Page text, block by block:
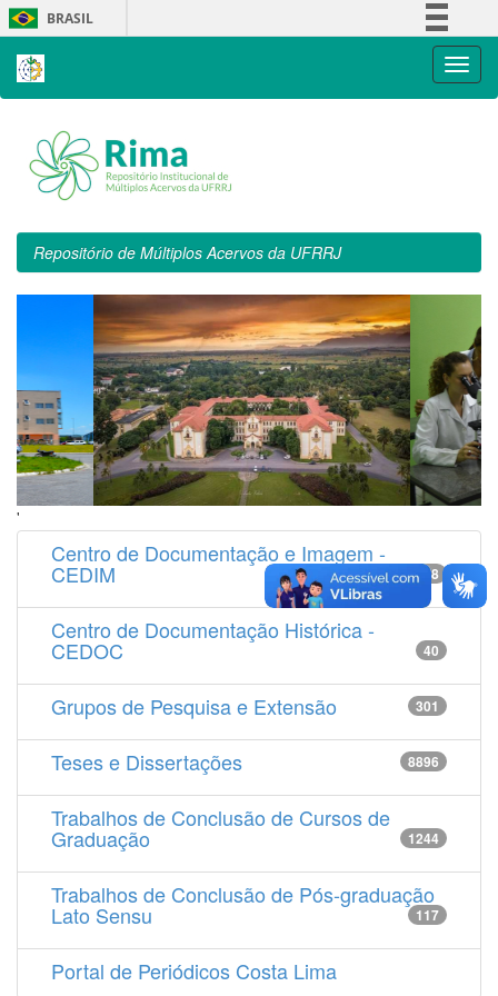
Skip
navigation
BRASIL
Repositório de Múltiplos Acervos da UFRRJ
'
Centro de Documentação e Imagem -
CEDIM 14538
Centro de Documentação Histórica -
CEDOC 40
Grupos de Pesquisa e Extensão 301
Teses e Dissertações 8896
Trabalhos de Conclusão de Cursos de
Graduação 1244
Trabalhos de Conclusão de Pós-graduação
Lato Sensu 117
Portal de Periódicos Costa Lima